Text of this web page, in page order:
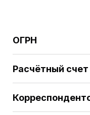
ОГРН
Расчётный счет